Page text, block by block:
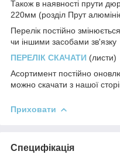
Також в наявності прути
220мм (розділ Прут
Перелік постійно
чи іншими засобами зв'язку
ПЕРЕЛІК СКАЧАТИ (листи)
Асортимент постійно
можно скачати з нашої
Приховати
Специфікація